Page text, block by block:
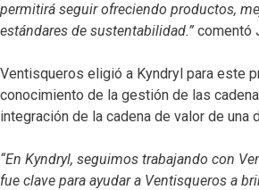
permitirá seguir ofreciendo productos,
estándares de sustentabilidad.” comentó
Ventisqueros eligió a Kyndryl para este
conocimiento de la gestión de las
integración de la cadena de valor de
“En Kyndryl, seguimos trabajando con
fue clave para ayudar a Ventisqueros a